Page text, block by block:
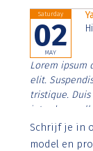
Saturday
02
MAY
Lorem ipsum
elit.
tristique.
interdum
Aenean
imperdiet.
Schrijf je in
model en